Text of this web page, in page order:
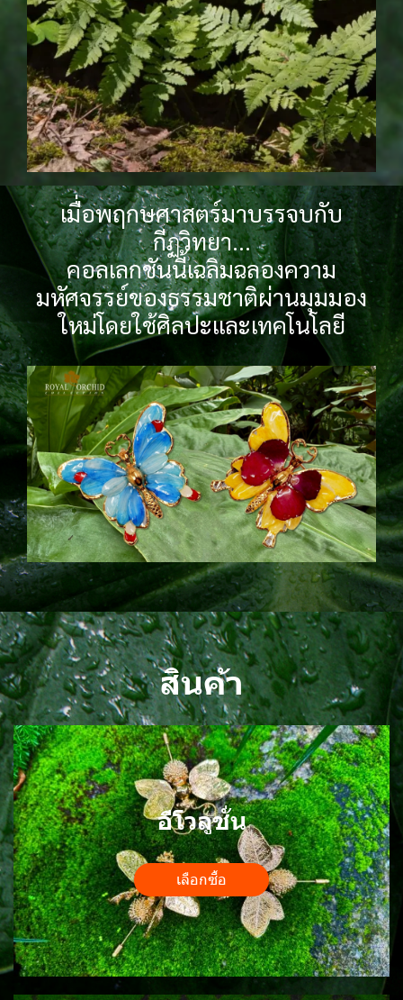
เมื่อพฤกษศาสตร์มาบรรจบกับ
กีฏวิทยา...
คอลเลกชันนี้เฉลิมฉลองความ
มหัศจรรย์ของธรรมชาติผ่านมุมมอง
ใหม่โดยใช้ศิลปะและเทคโนโลยี
สินค้า
อีโวลูชั่น
เลือกซื้อ